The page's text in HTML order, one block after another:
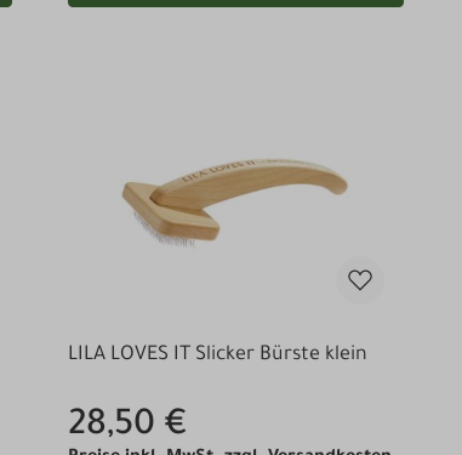
LILA LOVES IT Slicker Bürste klein
28,50 €